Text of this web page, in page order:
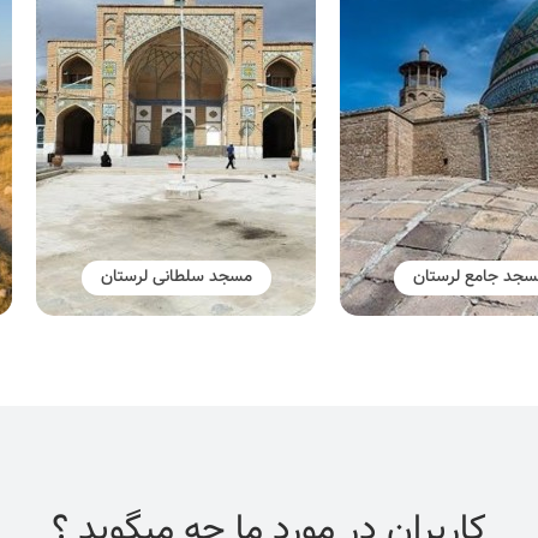
جامع لرستان مسجد سلطانی لرستان